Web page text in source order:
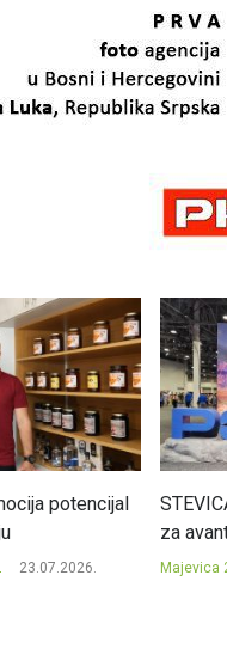
potencijal
23.07.2026.
za
Majevica